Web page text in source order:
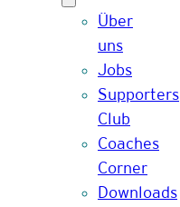
Über
uns
Jobs
Supporters
Club
Coaches
Corner
Downloads